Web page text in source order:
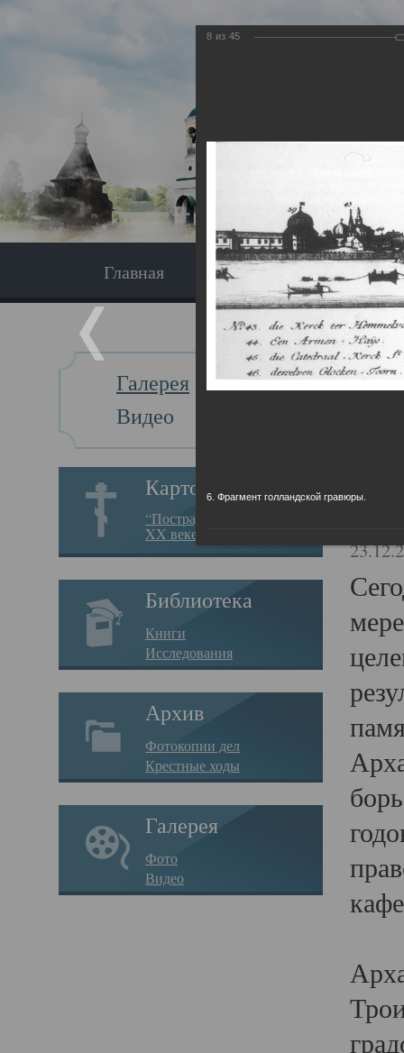
Главная Экскурсия
Галерея
Видео
Картотека
“Пострадавшие за веру в
XX веке на Севере”
Библиотека
Книги
Исследования
Архив
Фотокопии дел
Крестные ходы
Галерея
Фото
Видео
Главная
8 из 45
6. Фрагмент голландской гравюры.